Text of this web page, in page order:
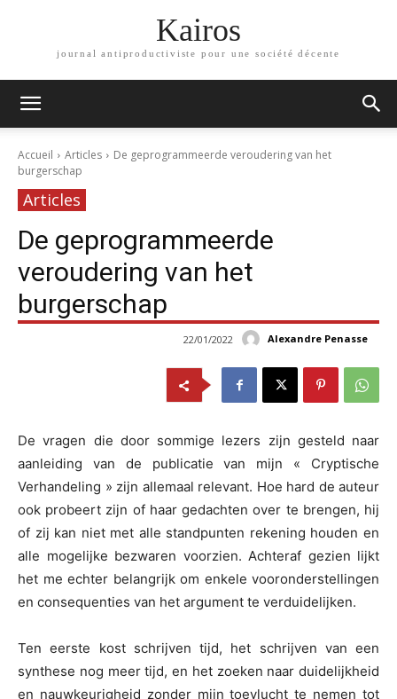
Kairos
journal antiproductiviste pour une société décente
Accueil Articles
De geprogrammeerde veroudering van het
burgerschap
Articles
De geprogrammeerde
veroudering van het
burgerschap
Alexandre Penasse
22/01/2022
De vragen die door sommige lezers zijn gesteld naar
aanleiding van de publicatie van mijn « Cryptische
Verhandeling » zijn allemaal relevant. Hoe hard de auteur
ook probeert zijn of haar gedachten over te brengen, hij
of zij kan niet met alle standpunten rekening houden en
alle mogelijke bezwaren voorzien. Achteraf gezien lijkt
het me echter belangrijk om enkele vooronderstellingen
en consequenties van het argument te verduidelijken.
Ten eerste kost schrijven tijd, het schrijven van een
synthese nog meer tijd, en het zoeken naar duidelijkheid
en nauwkeurigheid zonder mijn toevlucht te nemen tot